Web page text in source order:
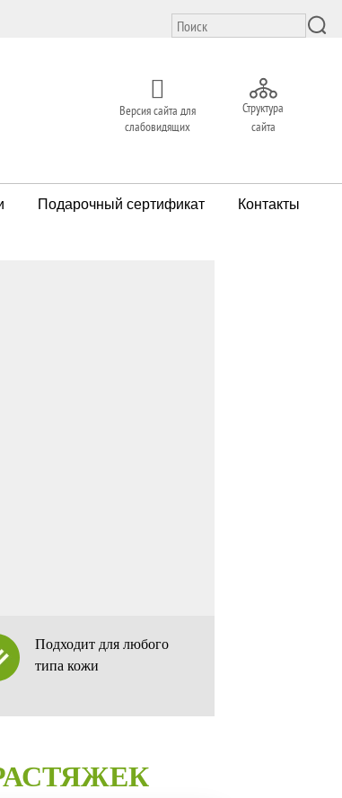
Подходит для любого
типа кожи
Версия сайта для
слабовидящих
Структура
сайта
Подарочный сертификат Контакты